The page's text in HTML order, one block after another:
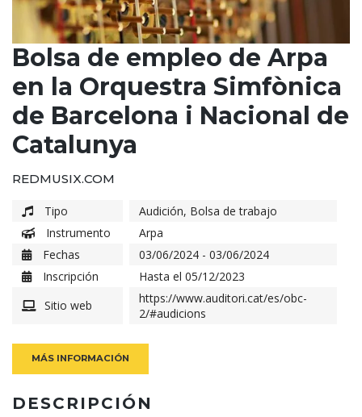
Bolsa de empleo de Arpa
en la Orquestra Simfònica
de Barcelona i Nacional de
Catalunya
REDMUSIX.COM
Tipo Audición, Bolsa de trabajo
Instrumento
Arpa
Fechas
03/06/2024 - 03/06/2024
Inscripción
Hasta el 05/12/2023
Sitio web
https://www.auditori.cat/es/obc-
2/#audicions
MÁS INFORMACIÓN
DESCRIPCIÓN